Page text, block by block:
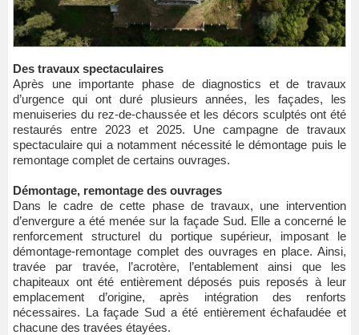
Des travaux spectaculaires
Après une importante phase de diagnostics et de travaux
d’urgence qui ont duré plusieurs années, les façades, les
menuiseries du rez-de-chaussée et les décors sculptés ont été
restaurés entre 2023 et 2025. Une campagne de travaux
spectaculaire qui a notamment nécessité le démontage puis le
remontage complet de certains ouvrages.
Démontage, remontage des ouvrages
Dans le cadre de cette phase de travaux, une intervention
d’envergure a été menée sur la façade Sud. Elle a concerné le
renforcement structurel du portique supérieur, imposant le
démontage-remontage complet des ouvrages en place. Ainsi,
travée par travée, l’acrotère, l’entablement ainsi que les
chapiteaux ont été entièrement déposés puis reposés à leur
emplacement d’origine, après intégration des renforts
nécessaires. La façade Sud a été entièrement échafaudée et
chacune des travées étayées.